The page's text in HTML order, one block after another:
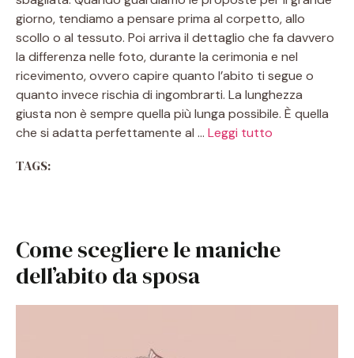
giorno, tendiamo a pensare prima al corpetto, allo
scollo o al tessuto. Poi arriva il dettaglio che fa davvero
la differenza nelle foto, durante la cerimonia e nel
ricevimento, ovvero capire quanto l’abito ti segue o
quanto invece rischia di ingombrarti. La lunghezza
giusta non è sempre quella più lunga possibile. È quella
che si adatta perfettamente al … Leggi tutto
TAGS:
Come scegliere le maniche
dell’abito da sposa